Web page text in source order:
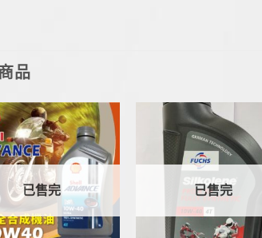
品
已售完 已售完